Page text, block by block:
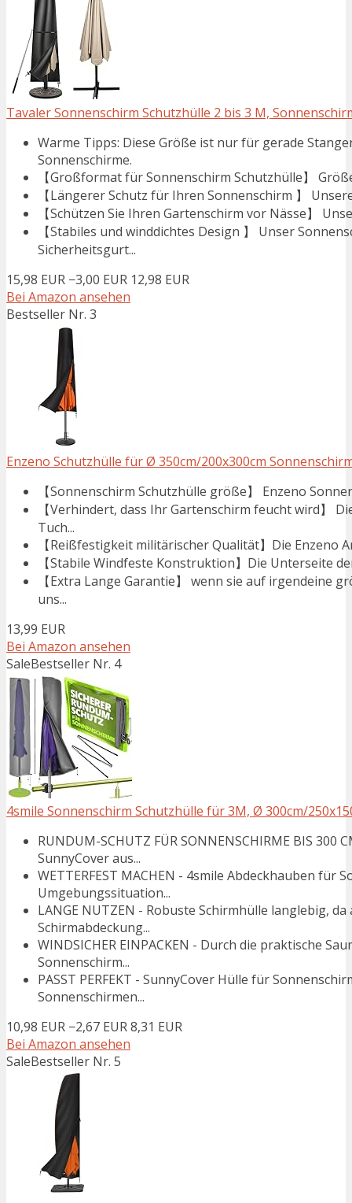
Tavaler Sonnenschirm Schutzhülle 2 bis 3 M,
Warme Tipps: Diese Größe ist nur für gerade
Sonnenschirme.
【Großformat für Sonnenschirm Schutzhülle】
【Längerer Schutz für Ihren Sonnenschirm 】
【Schützen Sie Ihren Gartenschirm vor Nässe】
【Stabiles und winddichtes Design 】 Unser
Sicherheitsgurt...
15,98 EUR −3,00 EUR 12,98 EUR
Bei Amazon ansehen
Bestseller Nr. 3
Enzeno Schutzhülle für Ø 350cm/200x300cm
【Sonnenschirm Schutzhülle größe】 Enzeno
【Verhindert, dass Ihr Gartenschirm feucht wird】
Tuch...
【Reißfestigkeit militärischer Qualität】Die Enzeno
【Stabile Windfeste Konstruktion】Die Unterseite
【Extra Lange Garantie】 wenn sie auf irgendeine
uns...
13,99 EUR
Bei Amazon ansehen
SaleBestseller Nr. 4
4smile Sonnenschirm Schutzhülle für 3M, Ø 300cm/
RUNDUM-SCHUTZ FÜR SONNENSCHIRME BIS
SunnyCover aus...
WETTERFEST MACHEN - 4smile Abdeckhauben für
Umgebungssituation...
LANGE NUTZEN - Robuste Schirmhülle langlebig,
Schirmabdeckung...
WINDSICHER EINPACKEN - Durch die praktische
Sonnenschirm...
PASST PERFEKT - SunnyCover Hülle für
Sonnenschirmen...
10,98 EUR −2,67 EUR8,31 EUR
Bei Amazon ansehen
SaleBestseller Nr. 5